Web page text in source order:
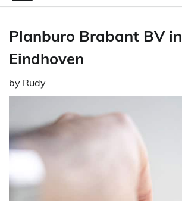
Planburo Brabant BV in
Eindhoven
by Rudy